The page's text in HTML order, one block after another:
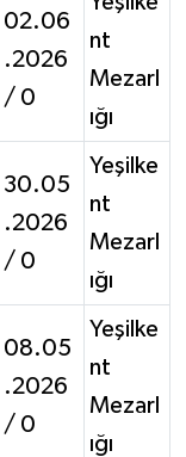
02.06
.2026
/ 0
nt
Mezarl
ığı
30.05
.2026
/ 0
Yeşilke
nt
Mezarl
ığı
08.05
.2026
/ 0
Yeşilke
nt
Mezarl
ığı